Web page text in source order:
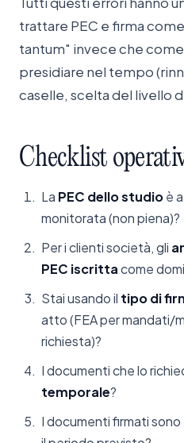
trattare PEC e firma
tantum" invece che
presidiare nel tempo
caselle, scelta del livello
Checklist
La PEC dello studioè
monitorata (non piena)?
Per i clienti società, gli
PEC iscrittacome
Stai usando il tipo di
atto (FEA per mandati/
richiesta)?
I documenti che lo
temporale?
I documenti firmati sono